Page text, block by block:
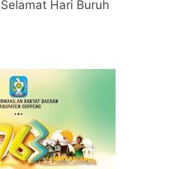
Hari Buruh